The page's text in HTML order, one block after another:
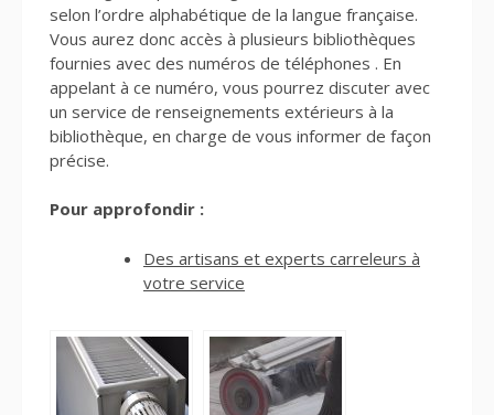
selon l’ordre alphabétique de la langue française.
Vous aurez donc accès à plusieurs bibliothèques
fournies avec des numéros de téléphones . En
appelant à ce numéro, vous pourrez discuter avec
un service de renseignements extérieurs à la
bibliothèque, en charge de vous informer de façon
précise.
Pour approfondir :
Des artisans et experts carreleurs à
votre service